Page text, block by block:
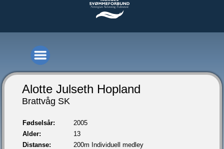
Alotte Julseth Hopland
Brattvåg SK
Fødselsår:
2005
Alder:
13
Distanse:
200m Individuell medley